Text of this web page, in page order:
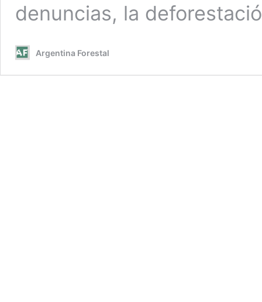
denuncias, la
Argentina Forestal